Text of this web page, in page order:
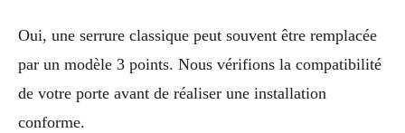
Oui, une serrure classique peut souvent être remplacée
par un modèle 3 points. Nous vérifions la compatibilité
de votre porte avant de réaliser une installation
conforme.